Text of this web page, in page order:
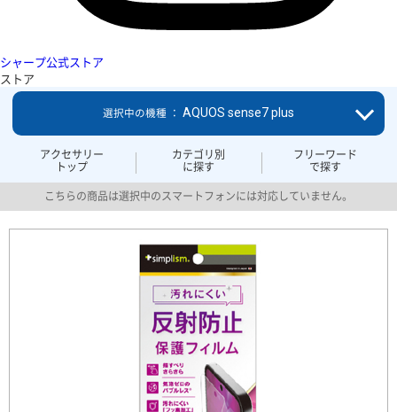
シャープ公式ストア
ストア
アクセサリー
トップ
カテゴリ別
に探す
フリーワード
で探す
選択中の機種 ： AQUOS sense7 plus
こちらの商品は選択中のスマートフォンには対応していません。